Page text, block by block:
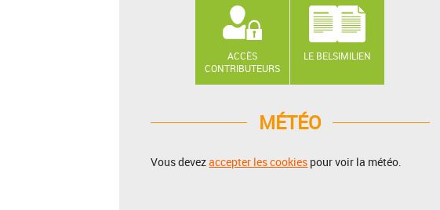
ACCÈS
CONTRIBUTEURS
LE BELSIMILIEN
MÉTÉO
Vous devezaccepter les cookies pour voir la météo.